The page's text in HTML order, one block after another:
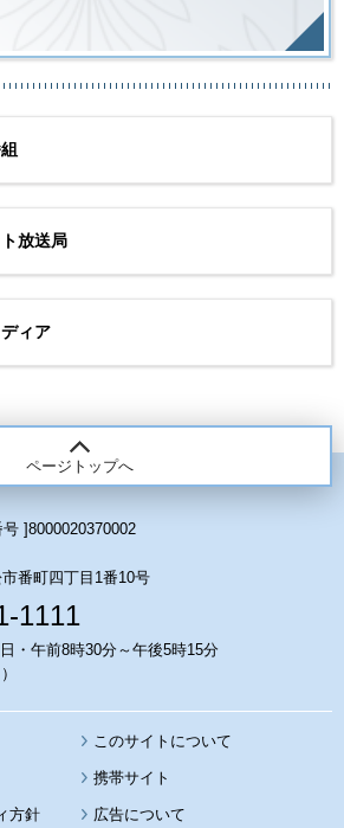
放送局
ィア
ページトップへ
号 ]8000020370002
番町四丁目1番10号
1111
・午前8時30分～午後5時15分
このサイトについて
携帯サイト
方針 広告について